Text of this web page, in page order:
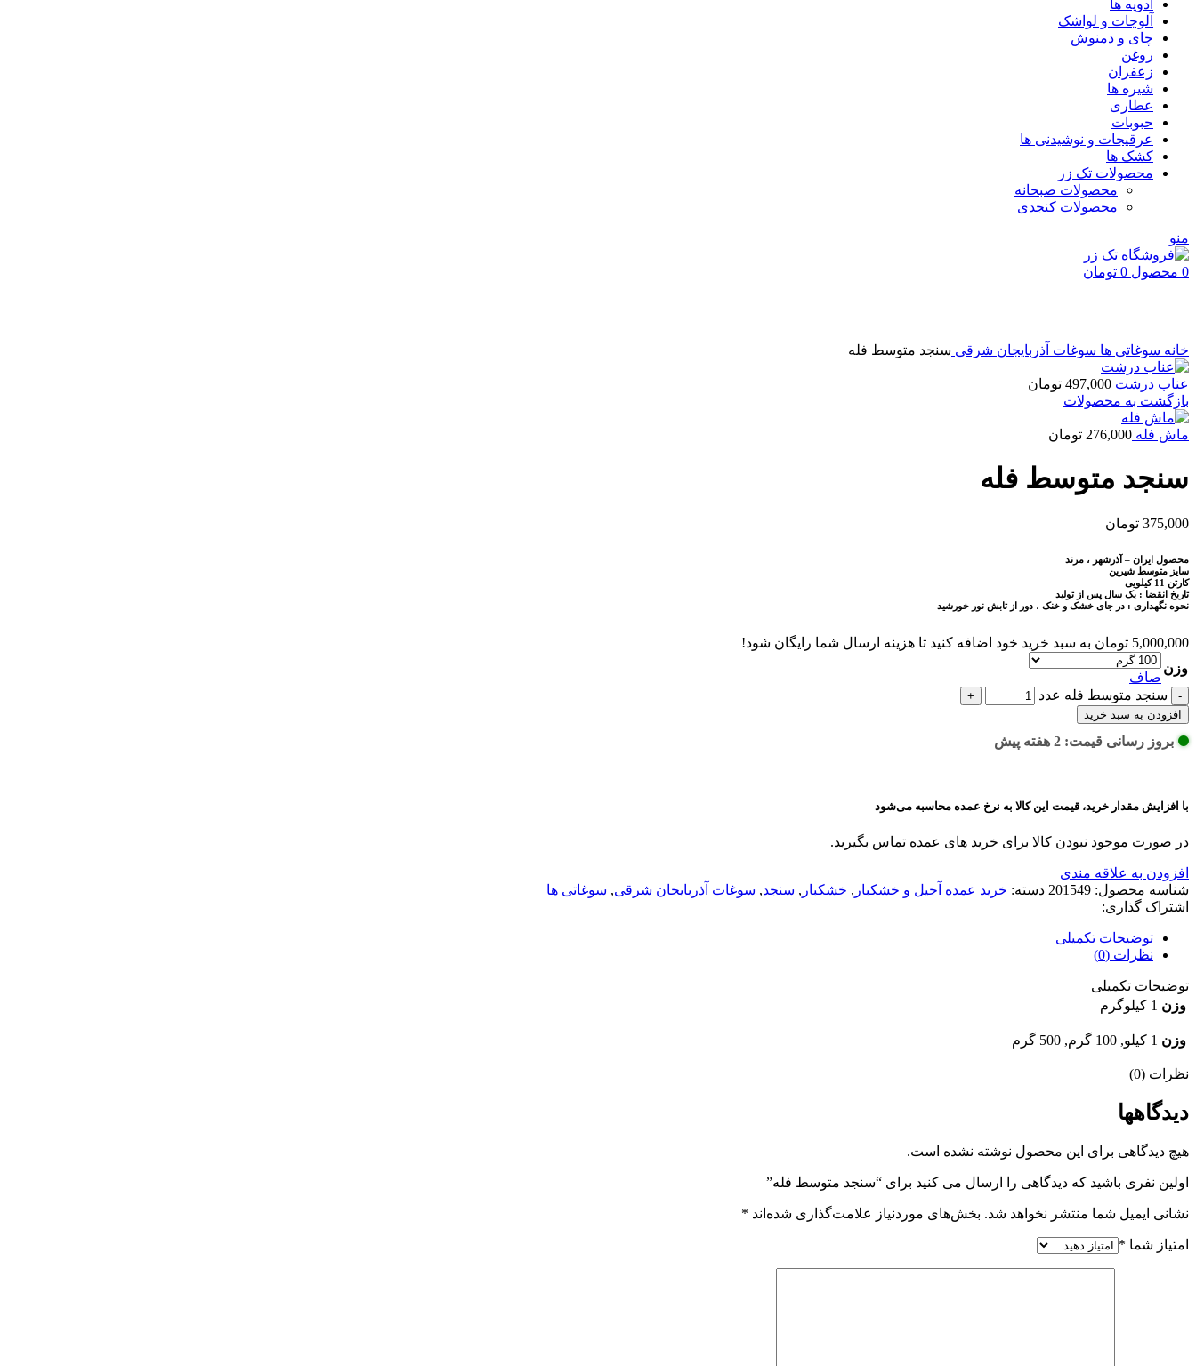
ادویه ها
آلوجات و لواشک
چای و دمنوش
روغن
زعفران
شیره ها
عطاری
حبوبات
عرقیجات و نوشیدنی ها
کشک ها
محصولات تک زر
محصولات صبحانه
محصولات کنجدی
منو
0 محصول 0 تومان
خانه سوغاتی ها سوغات آذربایجان شرقی سنجد متوسط فله
عناب درشت 497,000 تومان
بازگشت به محصولات
ماش فله 276,000 تومان
سنجد متوسط فله
375,000 تومان
محصول ایران – آذرشهر ، مرند
سایز متوسط شیرین
کارتن 11 کیلویی
تاریخ انقضا : یک سال پس از تولید
نحوه نگهداری : در جای خشک و خنک ، دور از تابش نور خورشید
5,000,000 تومان به سبد خرید خود اضافه کنید تا هزینه ارسال شما رایگان شود!
وزن
صاف
سنجد متوسط فله عدد
افزودن به سبد خرید
بروز رسانی قیمت: 2 هفته پیش
با افزایش مقدار خرید، قیمت این کالا به نرخ عمده محاسبه می‌شود
در صورت موجود نبودن کالا برای خرید های عمده تماس بگیرید.
افزودن به علاقه مندی
شناسه محصول: 201549 دسته: خرید عمده آجیل و خشکبار , خشکبار , سنجد, سوغات آذربایجان شرقی, سوغاتی ها
اشتراک گذاری:
توضیحات تکمیلی
نظرات (0)
توضیحات تکمیلی
وزن 1 کیلوگرم
وزن 1 کیلو, 100 گرم, 500 گرم
نظرات (0)
دیدگاهها
هیچ دیدگاهی برای این محصول نوشته نشده است.
اولین نفری باشید که دیدگاهی را ارسال می کنید برای “سنجد متوسط فله”
نشانی ایمیل شما منتشر نخواهد شد. بخش‌های موردنیاز علامت‌گذاری شده‌اند *
امتیاز شما *